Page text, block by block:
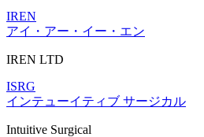
IREN
アイ・アー・イー・エン
IREN LTD
ISRG
インテューイティブ サージカル
Intuitive Surgical